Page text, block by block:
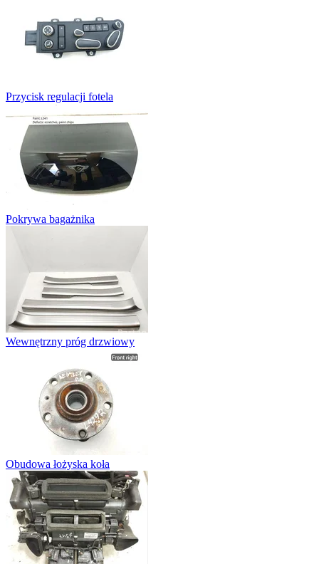
Przycisk regulacji fotela
Pokrywa bagażnika
Wewnętrzny próg drzwiowy
Obudowa łożyska koła